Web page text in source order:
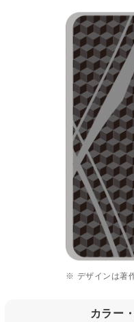
※ デザインは著
カラー